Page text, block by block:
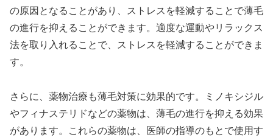
の原因となることがあり、ストレスを軽減することで薄毛
の進行を抑えることができます。適度な運動やリラックス
法を取り入れることで、ストレスを軽減することができま
す。
さらに、薬物治療も薄毛対策に効果的です。ミノキシジル
やフィナステリドなどの薬物は、薄毛の進行を抑える効果
があります。これらの薬物は、医師の指導のもとで使用す